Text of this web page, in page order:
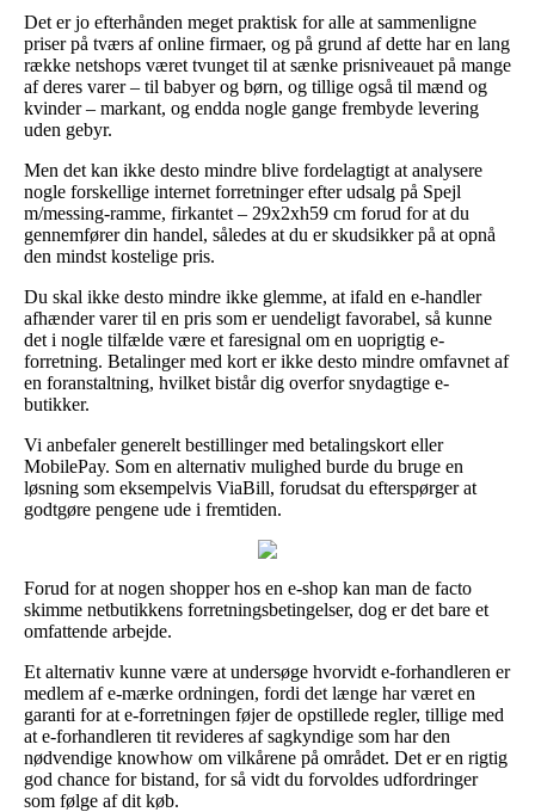
Det er jo efterhånden meget praktisk for alle at sammenligne
priser på tværs af online firmaer, og på grund af dette har en lang
række netshops været tvunget til at sænke prisniveauet på mange
af deres varer – til babyer og børn, og tillige også til mænd og
kvinder – markant, og endda nogle gange frembyde levering
uden gebyr.
Men det kan ikke desto mindre blive fordelagtigt at analysere
nogle forskellige internet forretninger efter udsalg på Spejl
m/messing-ramme, firkantet – 29x2xh59 cm forud for at du
gennemfører din handel, således at du er skudsikker på at opnå
den mindst kostelige pris.
Du skal ikke desto mindre ikke glemme, at ifald en e-handler
afhænder varer til en pris som er uendeligt favorabel, så kunne
det i nogle tilfælde være et faresignal om en uoprigtig e-
forretning. Betalinger med kort er ikke desto mindre omfavnet af
en foranstaltning, hvilket bistår dig overfor snydagtige e-
butikker.
Vi anbefaler generelt bestillinger med betalingskort eller
MobilePay. Som en alternativ mulighed burde du bruge en
løsning som eksempelvis ViaBill, forudsat du efterspørger at
godtgøre pengene ude i fremtiden.
Forud for at nogen shopper hos en e-shop kan man de facto
skimme netbutikkens forretningsbetingelser, dog er det bare et
omfattende arbejde.
Et alternativ kunne være at undersøge hvorvidt e-forhandleren er
medlem af e-mærke ordningen, fordi det længe har været en
garanti for at e-forretningen føjer de opstillede regler, tillige med
at e-forhandleren tit revideres af sagkyndige som har den
nødvendige knowhow om vilkårene på området. Det er en rigtig
god chance for bistand, for så vidt du forvoldes udfordringer
som følge af dit køb.